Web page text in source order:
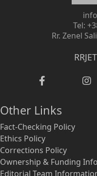
Tel:
Rr. Zenel
Other Links
Fact-Checking Policy
Ethics Policy
Corrections Policy
Ownership & Funding
Editorial Team